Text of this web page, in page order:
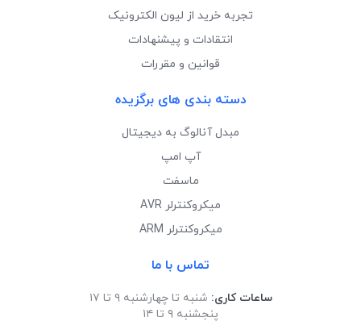
تجربه خرید از لیون الکترونیک
انتقادات و پیشنهادات
قوانین و مقررات
دسته بندی های برگزیده
مبدل آنالوگ به دیجیتال
آپ امپ
ماسفت
میکروکنترلر AVR
میکروکنترلر ARM
تماس با ما
ساعات کاری:شنبه تا چهارشنبه ۹ تا ۱۷
پنجشنبه ۹ تا ۱۴